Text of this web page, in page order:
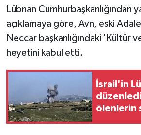
Lübnan Cumhurbaşkanlığından
açıklamaya göre, Avn, eski
Neccar başkanlığındaki 'Kültür
heyetini kabul etti.
İsrail'in
ölenlerin